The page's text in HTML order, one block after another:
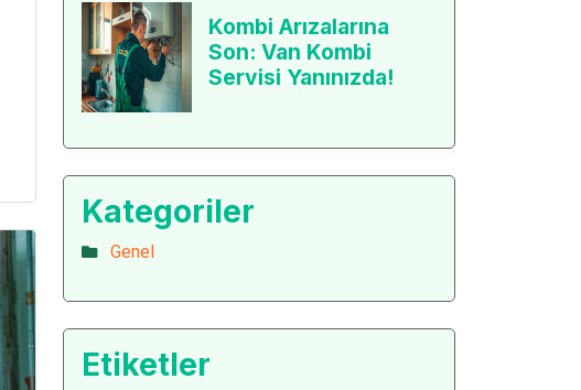
Kombi Arızalarına
Son: Van Kombi
Servisi Yanınızda!
Kategoriler
Genel
Etiketler